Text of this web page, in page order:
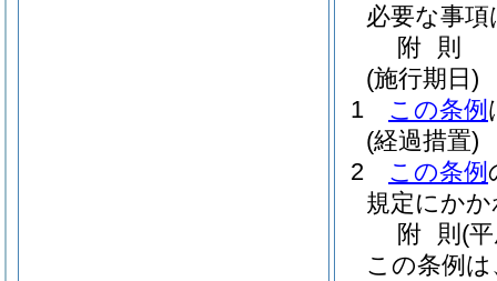
必要な事
附 則
(施行期日)
1
この条例
(経過措置)
2
この条例
規定にか
附 則 (
この条例